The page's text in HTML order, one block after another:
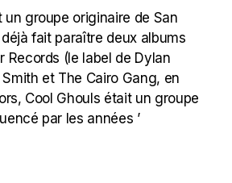
un groupe originaire de San
fait paraître deux albums
Records (le label de Dylan
et The Cairo Gang, en
Cool Ghouls était un groupe
par les années ’